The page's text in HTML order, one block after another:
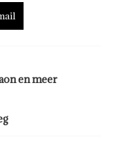
en meer